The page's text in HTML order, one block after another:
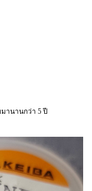
านานกว่า 5 ปี